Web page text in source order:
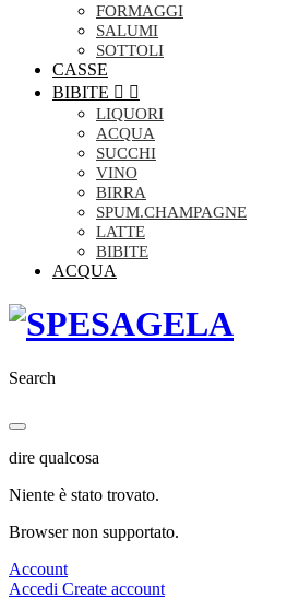
FORMAGGI
SALUMI
SOTTOLI
CASSE
BIBITE  
LIQUORI
ACQUA
SUCCHI
VINO
BIRRA
SPUM.CHAMPAGNE
LATTE
BIBITE
ACQUA
Search
dire qualcosa
Niente è stato trovato.
Browser non supportato.
Account
Accedi Create account